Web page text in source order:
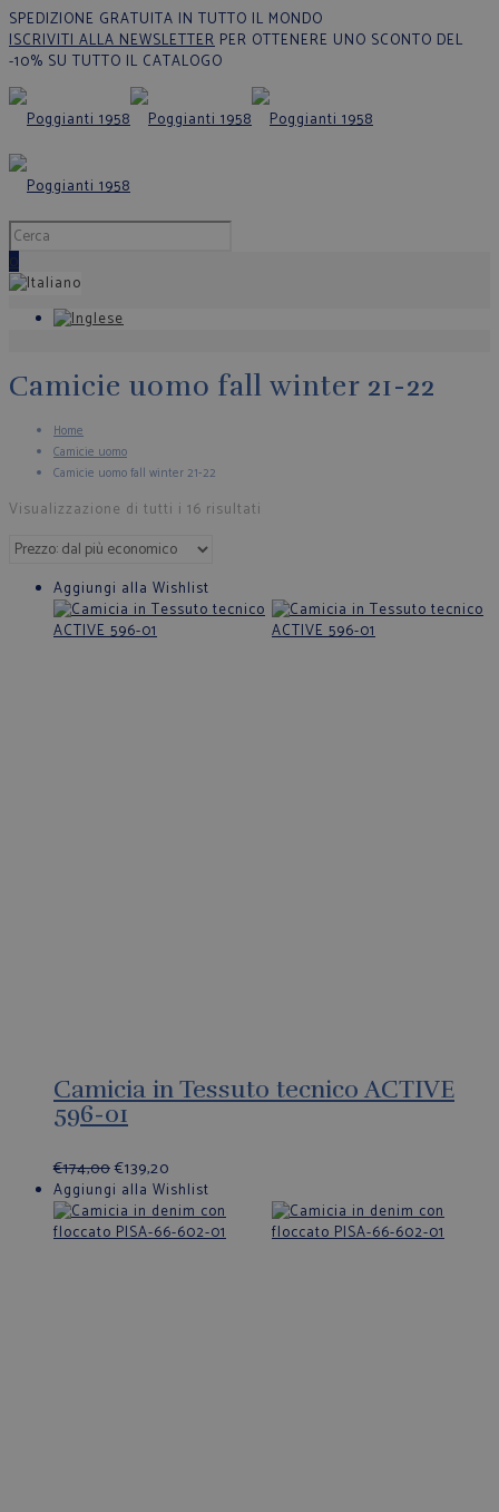
SPEDIZIONE GRATUITA IN TUTTO IL MONDO
ISCRIVITI ALLA NEWSLETTER PER OTTENERE UNO SCONTO DEL
-10% SU TUTTO IL CATALOGO
0
Camicie uomo fall winter 21-22
Home
Camicie uomo
Camicie uomo fall winter 21-22
Visualizzazione di tutti i 16 risultati
Aggiungi alla Wishlist
Camicia in Tessuto tecnico ACTIVE
596-01
€174,00€139,20
Aggiungi alla Wishlist